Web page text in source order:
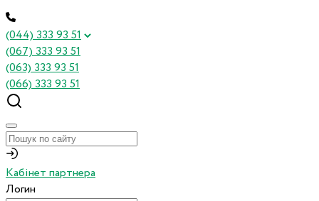
(044) 333 93 51
(067) 333 93 51
(063) 333 93 51
(066) 333 93 51
Кабінет партнера
Логин